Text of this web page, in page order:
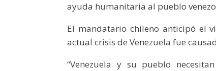
ayuda humanitaria al pueblo
El mandatario chileno anticipó el
actual crisis de Venezuela fue
“Venezuela y su pueblo